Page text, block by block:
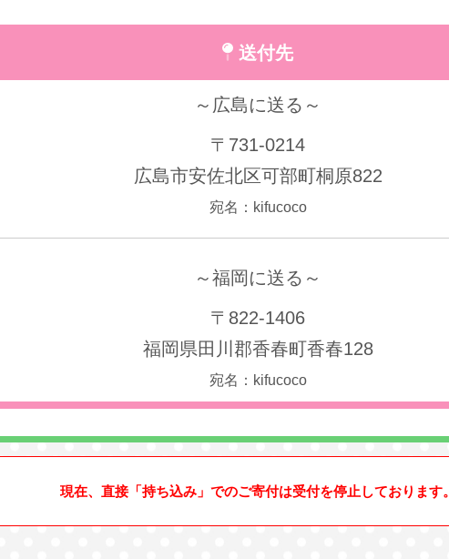
送付先
～広島に送る～
〒731-0214
広島市安佐北区可部町桐原822
宛名：kifucoco
～福岡に送る～
〒822-1406
福岡県田川郡香春町香春128
宛名：kifucoco
現在、直接「持ち込み」でのご寄付は受付を停止しております。